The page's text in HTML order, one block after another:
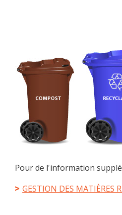
Pour de l'information
GESTION DES MATIÈRES